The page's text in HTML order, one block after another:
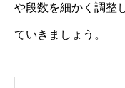
や段数を細かく調整
ていきましょう。